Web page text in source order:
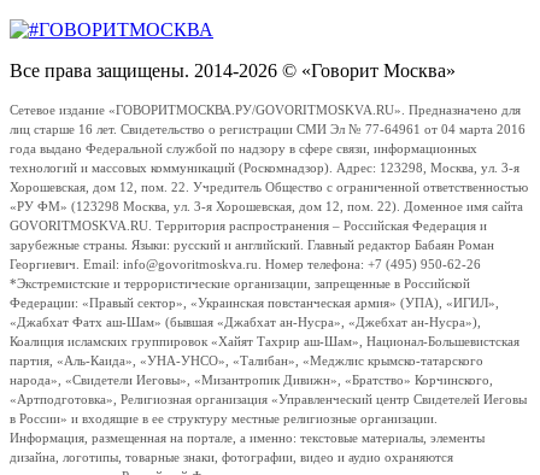
Все права защищены. 2014-2026 © «Говорит Москва»
Сетевое издание «ГОВОРИТМОСКВА.РУ/GOVORITMOSKVA.RU». Предназначено для
лиц старше 16 лет. Свидетельство о регистрации СМИ Эл № 77-64961 от 04 марта 2016
года выдано Федеральной службой по надзору в сфере связи, информационных
технологий и массовых коммуникаций (Роскомнадзор). Адрес: 123298, Москва, ул. 3-я
Хорошевская, дом 12, пом. 22. Учредитель Общество с ограниченной ответственностью
«РУ ФМ» (123298 Москва, ул. 3-я Хорошевская, дом 12, пом. 22). Доменное имя сайта
GOVORITMOSKVA.RU. Территория распространения – Российская Федерация и
зарубежные страны. Языки: русский и английский. Главный редактор Бабаян Роман
Георгиевич. Email: info@govoritmoskva.ru. Номер телефона: +7 (495) 950-62-26
*Экстремистские и террористические организации, запрещенные в Российской
Федерации: «Правый сектор», «Украинская повстанческая армия» (УПА), «ИГИЛ»,
«Джабхат Фатх аш-Шам» (бывшая «Джабхат ан-Нусра», «Джебхат ан-Нусра»),
Коалиция исламских группировок «Хайят Тахрир аш-Шам», Национал-Большевистская
партия, «Аль-Каида», «УНА-УНСО», «Талибан», «Меджлис крымско-татарского
народа», «Свидетели Иеговы», «Мизантропик Дивижн», «Братство» Корчинского,
«Артподготовка», Религиозная организация «Управленческий центр Свидетелей Иеговы
в России» и входящие в ее структуру местные религиозные организации.
Информация, размещенная на портале, а именно: текстовые материалы, элементы
дизайна, логотипы, товарные знаки, фотографии, видео и аудио охраняются